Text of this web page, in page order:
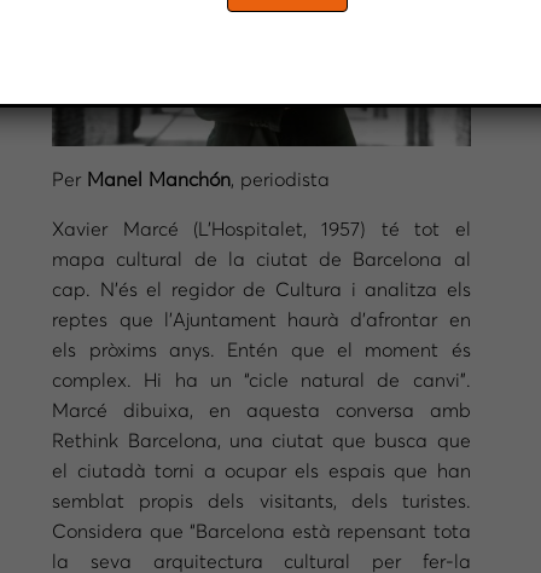
Per Manel Manchón, periodista
Xavier Marcé (L’Hospitalet, 1957) té tot el
mapa cultural de la ciutat de Barcelona al
cap. N’és el regidor de Cultura i analitza els
reptes que l’Ajuntament haurà d’afrontar en
els pròxims anys. Entén que el moment és
complex. Hi ha un “cicle natural de canvi”.
Marcé dibuixa, en aquesta conversa amb
Rethink Barcelona, una ciutat que busca que
el ciutadà torni a ocupar els espais que han
semblat propis dels visitants, dels turistes.
Considera que “Barcelona està repensant tota
la seva arquitectura cultural per fer-la